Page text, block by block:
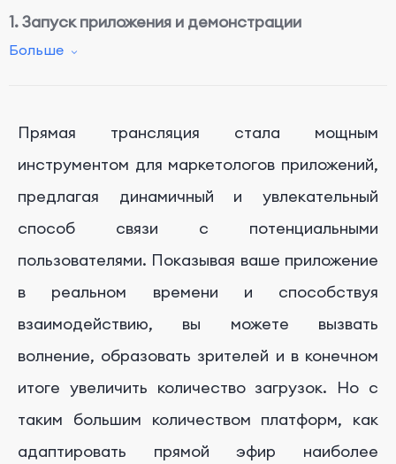
1. Запуск приложения и демонстрации
2. Отзывы пользователей и кейс-стади
6. Интерактивные опросы и конкурсы
7. Партнерские и совместные трансляции
8. Поддержка клиентов и сбор отзывов
9. Мероприятия по запуску приложения или
виртуальные вечеринки
10. Эксклюзивные предложения и вспышки
продаж
Где проводить прямые трансляции вашего
Больше
Прямая трансляция стала мощным
инструментом для маркетологов приложений,
предлагая динамичный и увлекательный
способ связи с потенциальными
пользователями. Показывая ваше приложение
в реальном времени и способствуя
взаимодействию, вы можете вызвать
волнение, образовать зрителей и в конечном
итоге увеличить количество загрузок. Но с
таким большим количеством платформ, как
адаптировать прямой эфир наиболее